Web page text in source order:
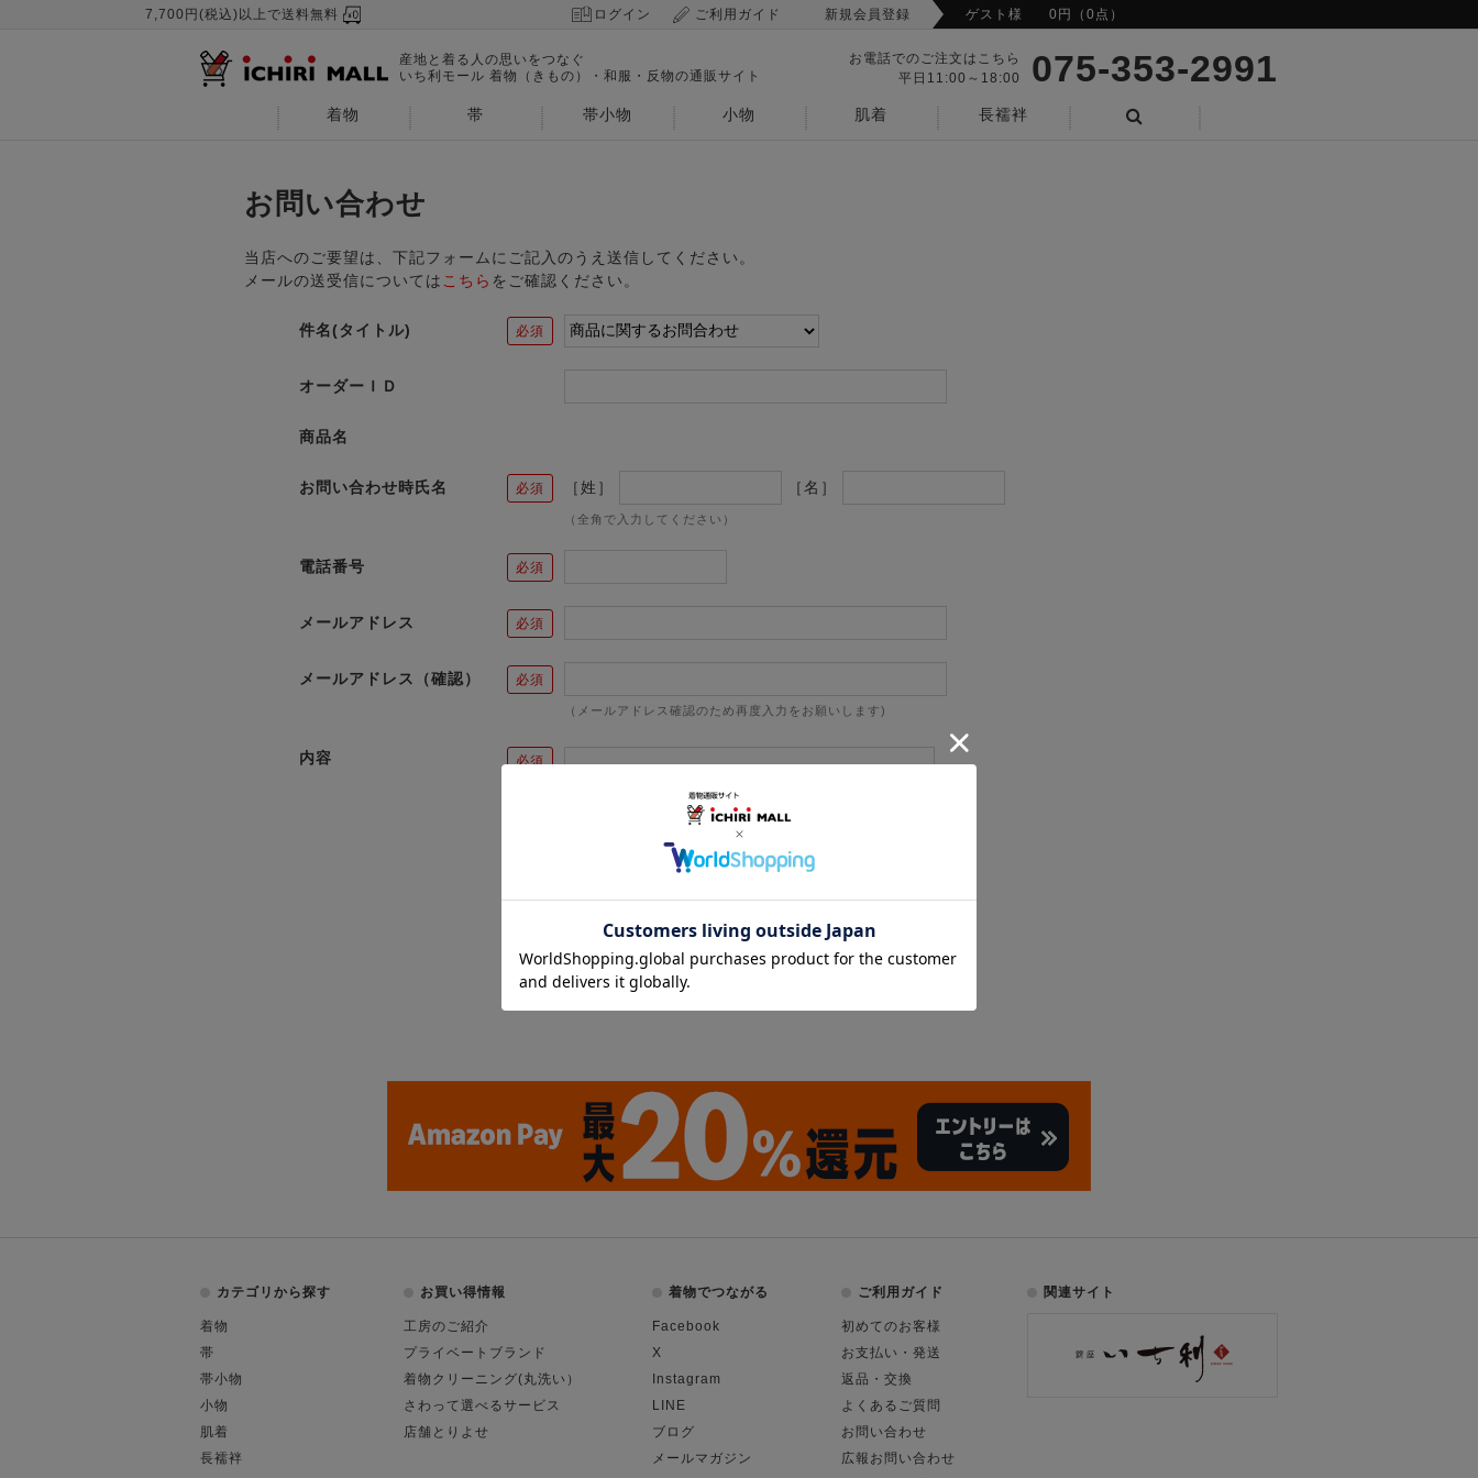
7,700円(税込)以上で送料無料 ログイン ご利用ガイド 新規会員登録 ゲスト様 0円（0点）
産地と着る人の思いをつなぐ
いち利モール 着物（きもの）・和服・反物の通販サイト
お電話でのご注文はこちら
平日11:00～18:00
075-353-2991
着物 帯 帯小物 小物 肌着
長襦袢
お問い合わせ
当店へのご要望は、下記フォームにご記入のうえ送信してください。
メールの送受信については こちら をご確認ください。
件名(タイトル)
オーダーＩＤ
商品名
お問い合わせ時氏名 ［姓］ ［名］
（全角で入力してください）
電話番号
メールアドレス
メールアドレス（確認）
（メールアドレス確認のため再度入力をお願いします)
内容
カテゴリから探す
着物
帯
帯小物
小物
肌着
長襦袢
お買い得情報
工房のご紹介
プライベートブランド
着物クリーニング(丸洗い）
さわって選べるサービス
店舗とりよせ
着物でつながる
Facebook
X
Instagram
LINE
ブログ
メールマガジン
ご利用ガイド
初めてのお客様
お支払い・発送
返品・交換
よくあるご質問
お問い合わせ
広報お問い合わせ
関連サイト